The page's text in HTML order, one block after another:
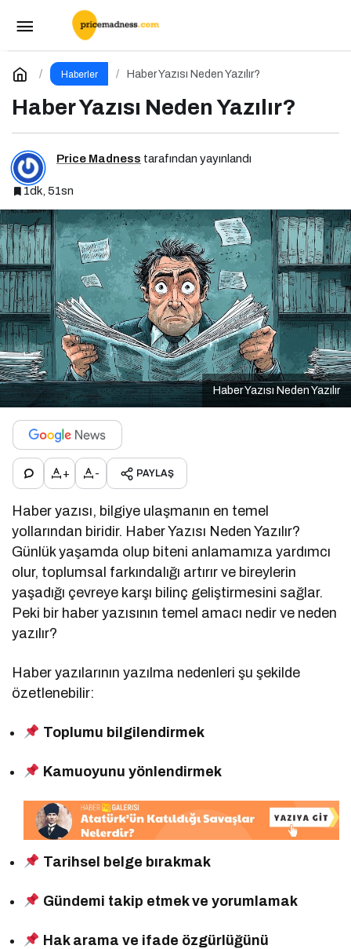
Haberler Haber Yazısı Neden Yazılır?
Haber Yazısı Neden Yazılır?
Price Madness tarafından yayınlandı
1dk, 51sn
Haber Yazısı Neden Yazılır
+ - PAYLAŞ
Haber yazısı, bilgiye ulaşmanın en temel
yollarından biridir. Haber Yazısı Neden Yazılır?
Günlük yaşamda olup biteni anlamamıza yardımcı
olur, toplumsal farkındalığı artırır ve bireylerin
yaşadığı çevreye karşı bilinç geliştirmesini sağlar.
Peki bir haber yazısının temel amacı nedir ve neden
yazılır?
Haber yazılarının yazılma nedenleri şu şekilde
özetlenebilir:
Toplumu bilgilendirmek
Kamuoyunu yönlendirmek
Tarihsel belge bırakmak
Gündemi takip etmek ve yorumlamak
Hak arama ve ifade özgürlüğünü
Spor Dünyasının Efsaneleri Corendon Sport
Talks’ta Buluşuyor
Yorum Yap